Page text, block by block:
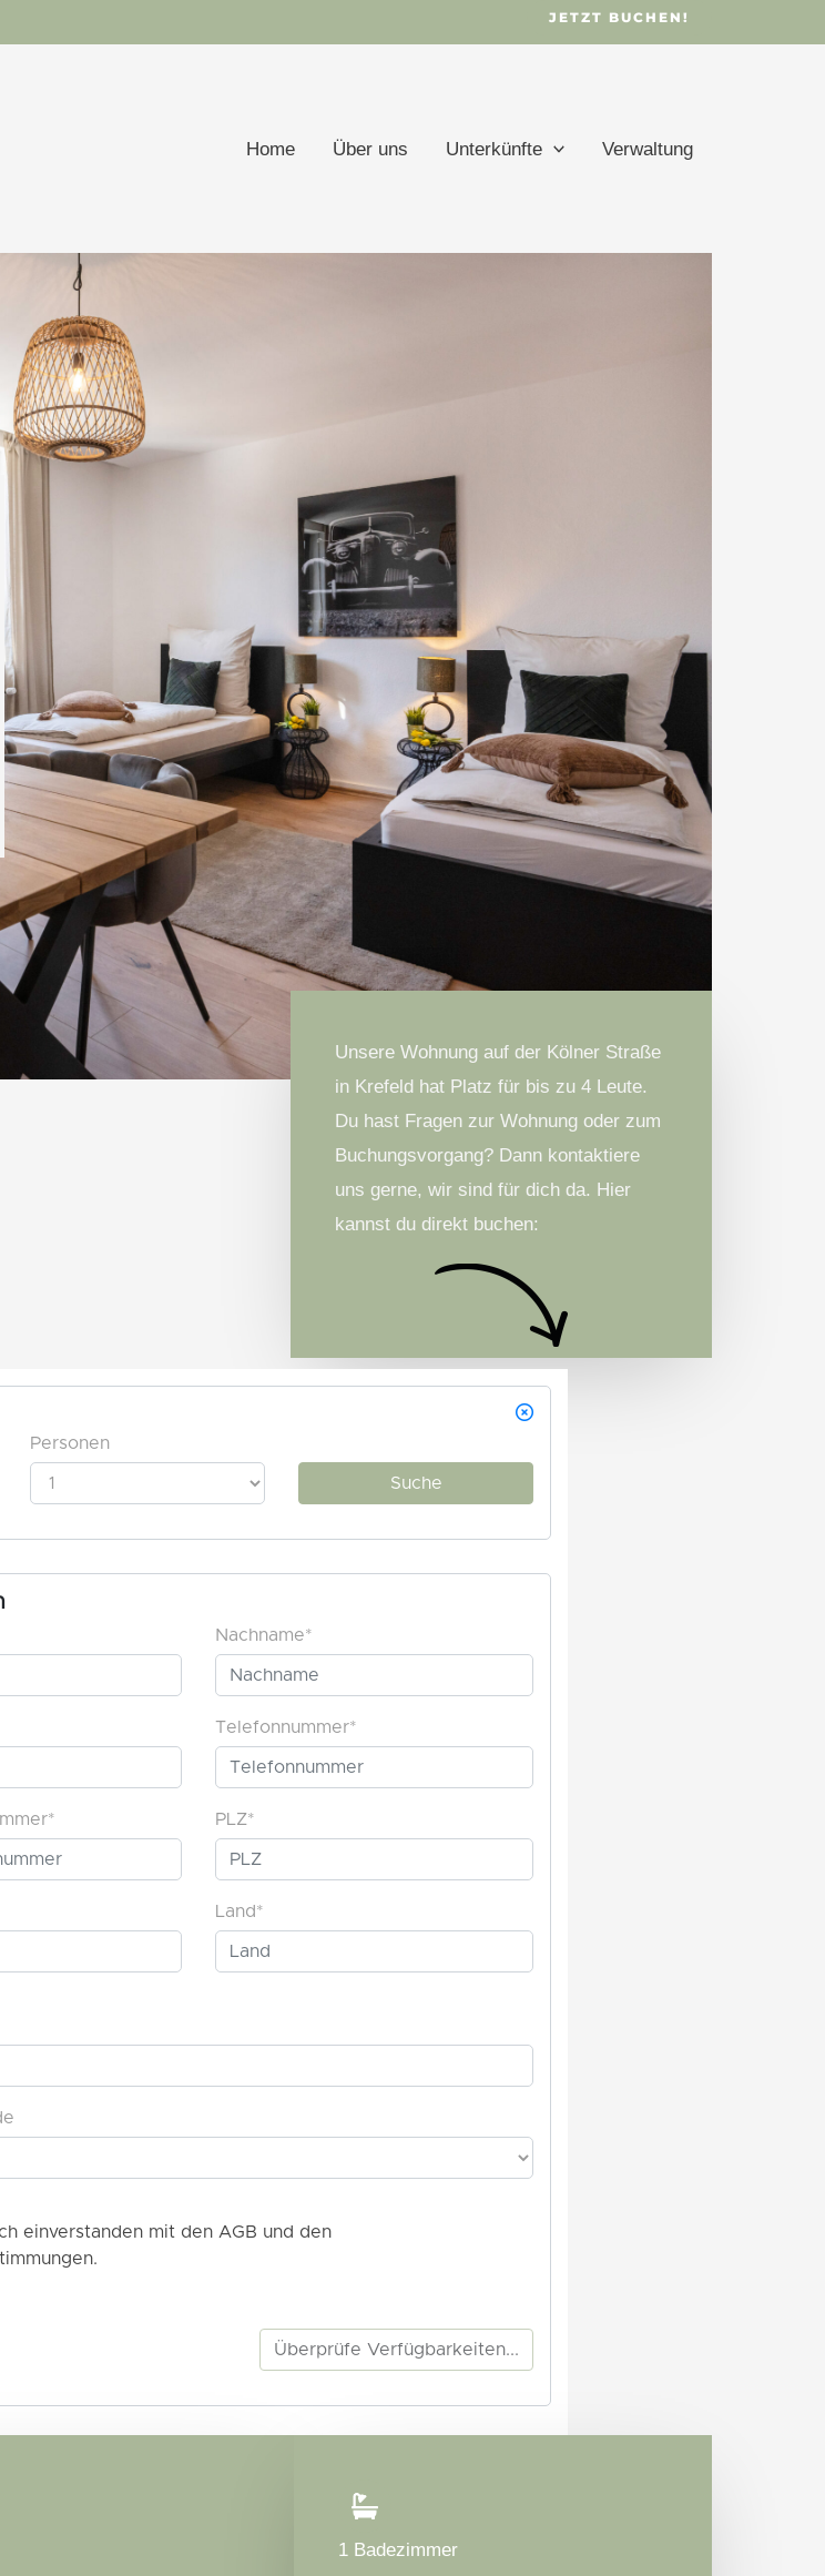
JETZT BUCHEN!
Home Über uns Unterkünfte Verwaltung
Unsere Wohnung auf der Kölner Straße
in Krefeld hat Platz für bis zu 4 Leute.
Du hast Fragen zur Wohnung oder zum
Buchungsvorgang? Dann kontaktiere
uns gerne, wir sind für dich da. Hier
kannst du direkt buchen:
1 Badezimmer